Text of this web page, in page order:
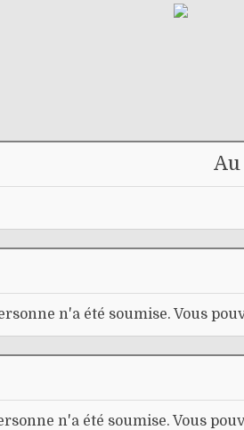
n'a été soumise. Vous
n'a été soumise. Vous